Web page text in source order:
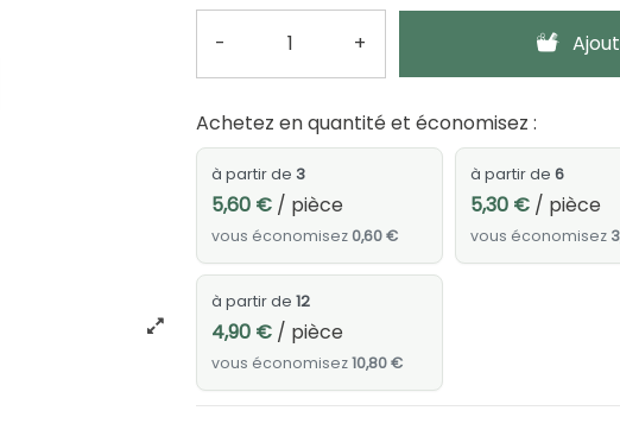
Quantité
- +
Achetez en quantité et économisez :
à partir de 3
5,60 € / pièce
vous économisez 0,60 €
à partir de 6
5,30 €/ pièce
vous économisez
à partir de 12
4,90 € / pièce
vous économisez10,80 €